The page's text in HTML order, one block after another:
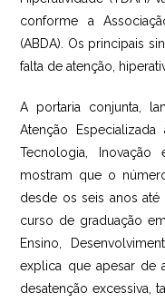
conforme a
(ABDA). Os principais
falta de atenção,
A portaria conjunta,
Atenção
Tecnologia, Inovação
mostram que o
desde os seis anos
curso de graduação
Ensino,
explica que apesar de
desatenção excessiva,